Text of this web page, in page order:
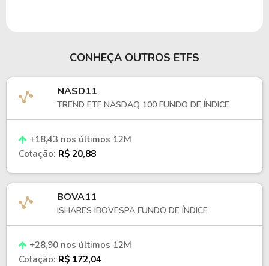
CONHEÇA OUTROS ETFS
NASD11
TREND ETF NASDAQ 100 FUNDO DE ÍNDICE
+18,43 nos últimos 12M
Cotação: R$ 20,88
BOVA11
ISHARES IBOVESPA FUNDO DE ÍNDICE
+28,90 nos últimos 12M
Cotação: R$ 172,04